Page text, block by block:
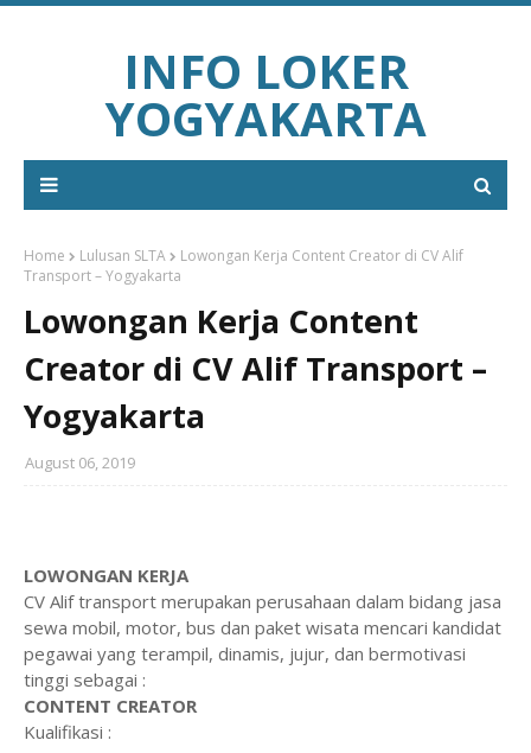
INFO LOKER
YOGYAKARTA
Home Lulusan SLTA
Lowongan Kerja Content Creator di CV Alif
Transport – Yogyakarta
Lowongan Kerja Content
Creator di CV Alif Transport –
Yogyakarta
August 06, 2019
LOWONGAN KERJA
CV Alif transport merupakan perusahaan dalam bidang jasa
sewa mobil, motor, bus dan paket wisata mencari kandidat
pegawai yang terampil, dinamis, jujur, dan bermotivasi
tinggi sebagai :
CONTENT CREATOR
Kualifikasi :